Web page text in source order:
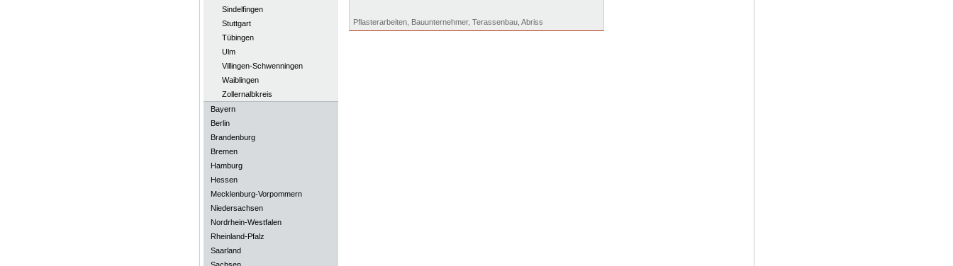
Sindelfingen
Stuttgart
Tübingen
Ulm
Villingen-Schwenningen
Waiblingen
Zollernalbkreis
Bayern
Berlin
Brandenburg
Bremen
Hamburg
Hessen
Mecklenburg-Vorpommern
Niedersachsen
Nordrhein-Westfalen
Rheinland-Pfalz
Saarland
Pflasterarbeiten, Bauunternehmer, Terassenbau, Abriss